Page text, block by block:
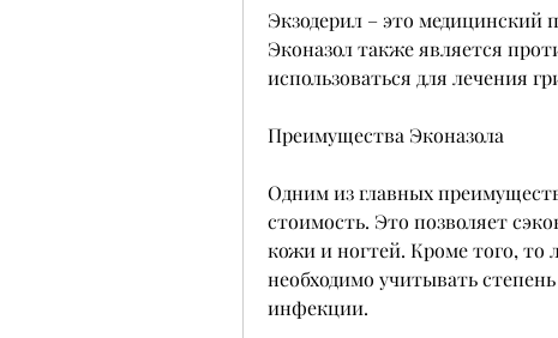
Экзодерил – это медицинский
Эконазол также является
использоваться для лечения
Преимущества Эконазола
Одним из главных
стоимость. Это позволяет
кожи и ногтей. Кроме того, то
необходимо учитывать
инфекции.